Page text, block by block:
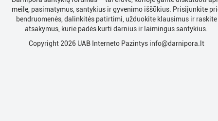
meilę, pasimatymus, santykius ir gyvenimo iššūkius. Prisijunkite
bendruomenės, dalinkitės patirtimi, užduokite klausimus ir raskite
atsakymus, kurie padės kurti darnius ir laimingus santykius.
Copyright 2026 UAB Interneto Pazintys info@darnipora.lt